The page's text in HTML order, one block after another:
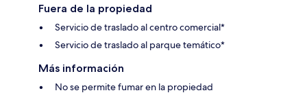
Fuera de la propiedad
Servicio de traslado al centro comercial*
Servicio de traslado al parque temático*
Más información
No se permite fumar en la propiedad